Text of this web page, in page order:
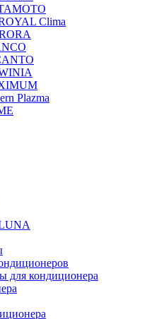
Clima
Plazma
для кондиционера